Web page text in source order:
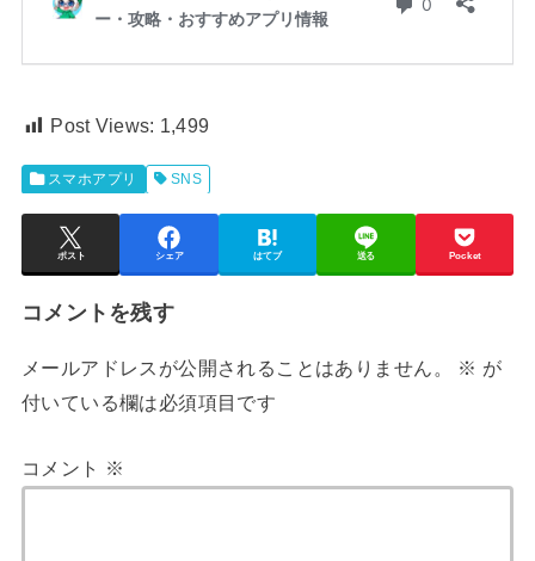
Post Views: 1,499
スマホアプリ SNS
ポスト シェア はてブ 送る Pocket
コメントを残す
メールアドレスが公開されることはありません。 ※ が
付いている欄は必須項目です
コメント ※